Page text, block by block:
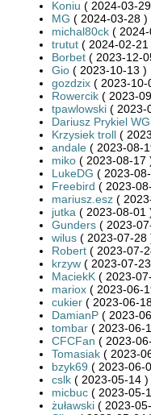
Koniu ( 2024-03-
MG ( 2024-03-28 )
michal80ck (
trutut ( 2024-02-21
Borbet ( 2023-12-
Gio ( 2023-10-13 )
gozdzix ( 2023-10-
Rowercik ( 2023-
tpawlowski ( 2023-
Dariusz Prykiel
Krzysiek troll (
andale ( 2023-08-
miko ( 2023-08-17
LukeDG ( 2023-
Freebird ( 2023-
mariusz.esz (
jutka ( 2023-08-01
Gunders ( 2023-
wilus ( 2023-07-28
Robert ( 2023-07-
krzyw ( 2023-07-
MaciekK ( 2023-
mariox ( 2023-06-
cukier ( 2023-06-
DamianP ( 2023-
tombar ( 2023-06-
CFCFan ( 2023-
Tomasiak ( 2023-
bzyk69 ( 2023-06-
cslk ( 2023-05-14 )
micbuc ( 2023-05-
żuławski ( 2023-